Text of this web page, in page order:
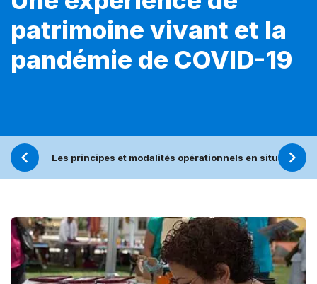
patrimoine vivant et la
pandémie de COVID-19
Les principes et modalités opérationnels en situations